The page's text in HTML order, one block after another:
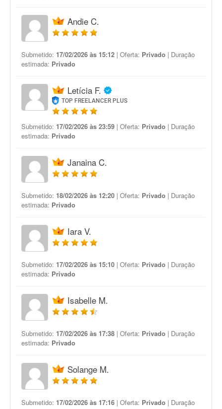
Andie C.
Submetido: 17/02/2026 às 15:12 | Oferta: Privado | Duração
estimada: Privado
Letícia F.
TOP FREELANCER PLUS
Submetido: 17/02/2026 às 23:59 | Oferta: Privado | Duração
estimada: Privado
Janaina C.
Submetido: 18/02/2026 às 12:20 | Oferta: Privado | Duração
estimada: Privado
Iara V.
Submetido: 17/02/2026 às 15:10 | Oferta: Privado | Duração
estimada: Privado
Isabelle M.
Submetido: 17/02/2026 às 17:38 | Oferta: Privado | Duração
estimada: Privado
Solange M.
Submetido: 17/02/2026 às 17:16 | Oferta: Privado | Duração